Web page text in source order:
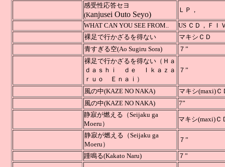
感受性応答セヨ
(Kanjusei Outo Seyo)
ＬＰ，
WHAT CAN YOU SEE FROM..
US ＣＤ，ＦＩ
裸足で行かざるを得ない
マキシ
青すぎる空(Ao Sugiru Sora)
裸足で行かざるを得ない（Ｈａ
ｄａｓｈｉ ｄｅ Ｉｋａｚａ
ｒｕｏ Ｅｎａｉ）
７”
風の中(KAZE NO NAKA)
マキシ(maxi)Ｃ
風の中(KAZE NO NAKA)
静寂が燃える（Seijaku ga
Moeru）
マキシ(maxi)Ｃ
静寂が燃える（Seijaku ga
Moeru）
７”
踵鳴る(Kakato Naru) ７”